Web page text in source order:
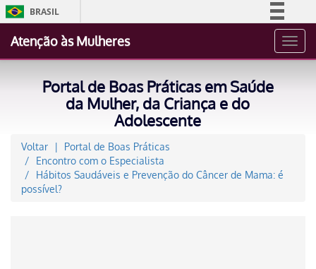
BRASIL
Acesso à informação
Atenção às Mulheres
Portal de Boas Práticas em Saúde
da Mulher, da Criança e do
Adolescente
Voltar
Portal de Boas Práticas
Encontro com o Especialista
Hábitos Saudáveis e Prevenção do Câncer de Mama: é
possível?